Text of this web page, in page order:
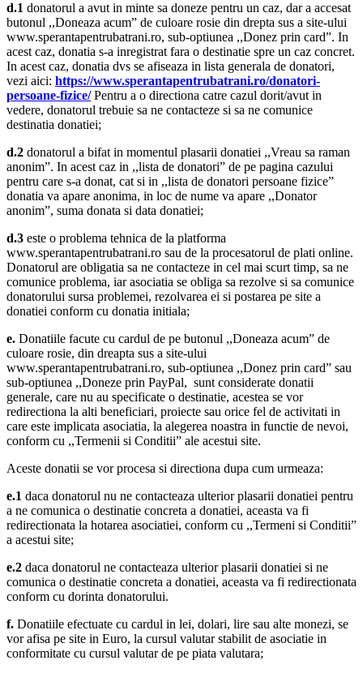
d.1 donatorul a avut in minte sa doneze pentru un caz, dar a accesat
butonul ,,Doneaza acum” de culoare rosie din drepta sus a site-ului
www.sperantapentrubatrani.ro, sub-optiunea ,,Donez prin card”. In
acest caz, donatia s-a inregistrat fara o destinatie spre un caz concret.
In acest caz, donatia dvs se afiseaza in lista generala de donatori,
vezi aici: https://www.sperantapentrubatrani.ro/donatori-
persoane-fizice/Pentru a o directiona catre cazul dorit/avut in
vedere, donatorul trebuie sa ne contacteze si sa ne comunice
destinatia donatiei;
d.2 donatorul a bifat in momentul plasarii donatiei ,,Vreau sa raman
anonim”. In acest caz in ,,lista de donatori” de pe pagina cazului
pentru care s-a donat, cat si in ,,lista de donatori persoane fizice”
donatia va apare anonima, in loc de nume va apare ,,Donator
anonim”, suma donata si data donatiei;
d.3 este o problema tehnica de la platforma
www.sperantapentrubatrani.ro sau de la procesatorul de plati online.
Donatorul are obligatia sa ne contacteze in cel mai scurt timp, sa ne
comunice problema, iar asociatia se obliga sa rezolve si sa comunice
donatorului sursa problemei, rezolvarea ei si postarea pe site a
donatiei conform cu donatia initiala;
e. Donatiile facute cu cardul de pe butonul ,,Doneaza acum” de
culoare rosie, din dreapta sus a site-ului
www.sperantapentrubatrani.ro, sub-optiunea ,,Donez prin card” sau
sub-optiunea ,,Doneze prin PayPal, sunt considerate donatii
generale, care nu au specificate o destinatie, acestea se vor
redirectiona la alti beneficiari, proiecte sau orice fel de activitati in
care este implicata asociatia, la alegerea noastra in functie de nevoi,
conform cu ,,Termenii si Conditii” ale acestui site.
Aceste donatii se vor procesa si directiona dupa cum urmeaza:
e.1 daca donatorul nu ne contacteaza ulterior plasarii donatiei pentru
a ne comunica o destinatie concreta a donatiei, aceasta va fi
redirectionata la hotarea asociatiei, conform cu ,,Termeni si Conditii”
a acestui site;
e.2 daca donatorul ne contacteaza ulterior plasarii donatiei si ne
comunica o destinatie concreta a donatiei, aceasta va fi redirectionata
conform cu dorinta donatorului.
f. Donatiile efectuate cu cardul in lei, dolari, lire sau alte monezi, se
vor afisa pe site in Euro, la cursul valutar stabilit de asociatie in
conformitate cu cursul valutar de pe piata valutara;